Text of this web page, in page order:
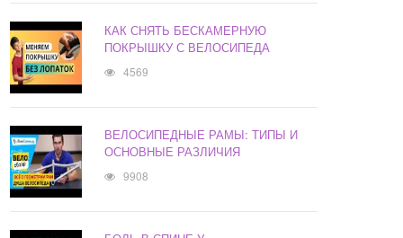
КАК СНЯТЬ БЕСКАМЕРНУЮ
ПОКРЫШКУ С ВЕЛОСИПЕДА
4569
ВЕЛОСИПЕДНЫЕ РАМЫ: ТИПЫ И
ОСНОВНЫЕ РАЗЛИЧИЯ
9908